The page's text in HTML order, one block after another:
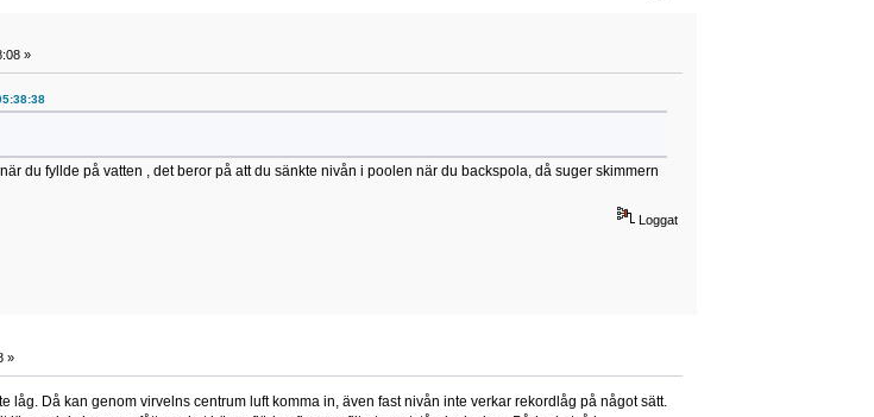
»
du fyllde på vatten , det beror på att du sänkte nivån i poolen när du backspola, då suger skimmern
Loggat
»
låg. Då kan genom virvelns centrum luft komma in, även fast nivån inte verkar rekordlåg på något sätt.